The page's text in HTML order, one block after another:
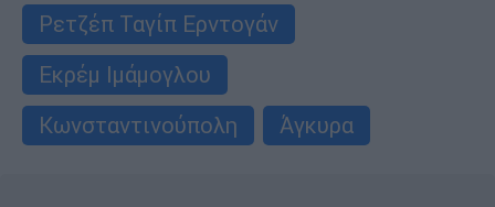
Ρετζέπ Ταγίπ Ερντογάν
Εκρέμ Ιμάμογλου
Κωνσταντινούπολη
Άγκυρα